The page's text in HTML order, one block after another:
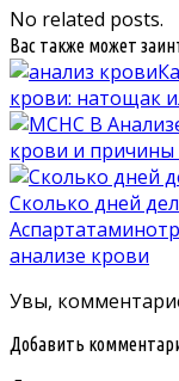
No related posts.
Вас также может
крови: натощак
крови и
Сколько дней
анализе крови
Увы,
Добавить